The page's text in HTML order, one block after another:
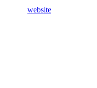
website